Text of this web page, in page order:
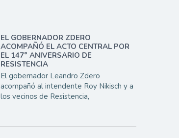
EL GOBERNADOR ZDERO
ACOMPAÑÓ EL ACTO CENTRAL POR
EL 147° ANIVERSARIO DE
RESISTENCIA
El gobernador Leandro Zdero
acompañó al intendente Roy Nikisch y a
los vecinos de Resistencia,